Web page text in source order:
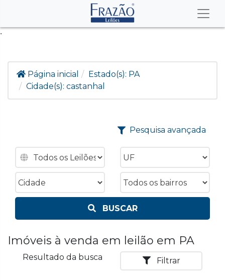
.
Página inicial Estado(s): PA
Cidade(s): castanhal
Pesquisa avançada
BUSCAR
Imóveis à venda em leilão em PA
Resultado da busca Filtrar